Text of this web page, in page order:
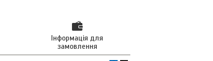
Інформація для
замовлення